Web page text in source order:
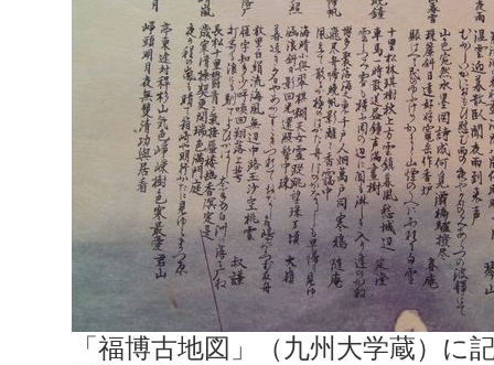
「福博古地図」（九州大学蔵）に